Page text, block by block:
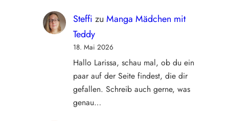
Steffi zu Manga Mädchen mit
Teddy
18. Mai 2026
Hallo Larissa, schau mal, ob du ein
paar auf der Seite findest, die dir
gefallen. Schreib auch gerne, was
genau…